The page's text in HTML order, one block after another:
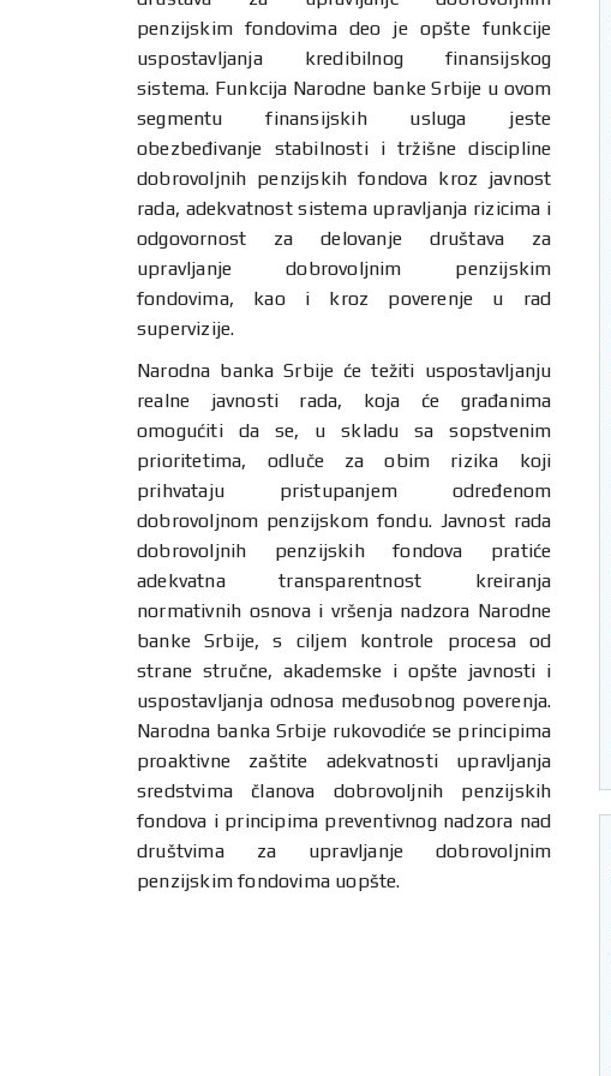
penzijskim fondovima deo je opšte funkcije
uspostavljanja kredibilnog finansijskog
sistema. Funkcija Narodne banke Srbije u ovom
segmentu finansijskih usluga jeste
obezbeđivanje stabilnosti i tržišne discipline
dobrovoljnih penzijskih fondova kroz javnost
rada, adekvatnost sistema upravljanja rizicima i
odgovornost za delovanje društava za
upravljanje dobrovoljnim penzijskim
fondovima, kao i kroz poverenje u rad
supervizije.
Narodna banka Srbije će težiti uspostavljanju
realne javnosti rada, koja će građanima
omogućiti da se, u skladu sa sopstvenim
prioritetima, odluče za obim rizika koji
prihvataju pristupanjem određenom
dobrovoljnom penzijskom fondu. Javnost rada
dobrovoljnih penzijskih fondova pratiće
adekvatna transparentnost kreiranja
normativnih osnova i vršenja nadzora Narodne
banke Srbije, s ciljem kontrole procesa od
strane stručne, akademske i opšte javnosti i
uspostavljanja odnosa međusobnog poverenja.
Narodna banka Srbije rukovodiće se principima
proaktivne zaštite adekvatnosti upravljanja
sredstvima članova dobrovoljnih penzijskih
fondova i principima preventivnog nadzora nad
društvima za upravljanje dobrovoljnim
penzijskim fondovima uopšte.